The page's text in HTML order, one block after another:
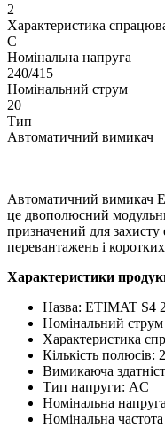
2
Характеристика
C
Номінальна напруга
240/415
Номінальний струм
20
Тип
Автоматичний вимикач
Автоматичний вимикач
це двополюсний
призначений для
перевантажень і
Характеристики
Назва: ETIMAT S4
Номінальний
Характеристика
Кількість полюсів: 2
Вимикаюча
Тип напруги: AC
Номінальна
Номінальна